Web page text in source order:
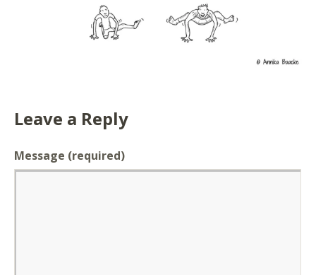
Leave a Reply
Message (required)